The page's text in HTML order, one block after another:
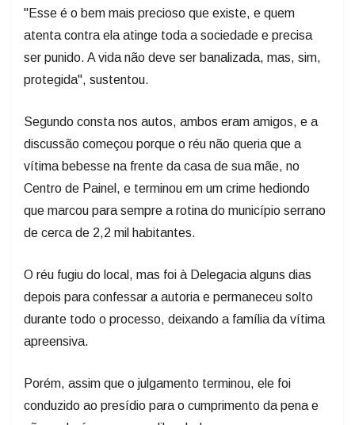
atenta contra ela atinge toda a sociedade e precisa
ser punido. A vida não deve ser banalizada, mas, sim,
protegida", sustentou.
discussão começou porque o réu não queria que a
vítima bebesse na frente da casa de sua mãe, no
Centro de Painel, e terminou em um crime hediondo
que marcou para sempre a rotina do município serrano
de cerca de 2,2 mil habitantes.
depois para confessar a autoria e permaneceu solto
durante todo o processo, deixando a família da vítima
apreensiva.
conduzido ao presídio para o cumprimento da pena e
não poderá recorrer em liberdade.